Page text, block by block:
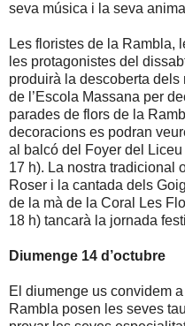
seva música i la seva
Les floristes de la Rambla,
les protagonistes del
produirà la descoberta
de l’Escola Massana per
parades de flors de la
decoracions es podran
al balcó del Foyer del Liceu
17 h). La nostra tradicional
Roser i la cantada dels
de la mà de la Coral Les
18 h) tancarà la jornada
Diumenge 14 d’octubre
El diumenge us convidem
Rambla posen les seves